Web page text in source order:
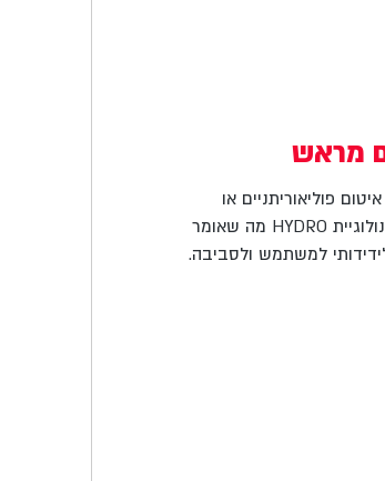
מראש
פוליאוריתניים או
פוליאוריתניים-ביטומניים (כמו ה-SE 992/993 XR). הפריימר מיוצר בטכנולוגיית HYDRO מה שאומר
למשתמש ולסביבה.